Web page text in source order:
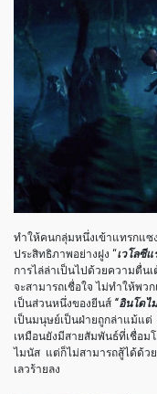
ทำให้คนกลุ่มหนึ่งเข้าแทรกแซ
ประสิทธิภาพอย่างฝูง “เวโลซีแ
การไล่ล่าเป็นไปด้วยความตื่น
จะสามารถเชื่อใจ ไม่ทำให้พว
เป็นส่วนหนึ่งของยีนส์ “อินโดไ
เป็นมนุษย์เป็นฝ่ายถูกล่าแม้แต่
เหมือนยังมีสายสัมพันธ์ที่เชื่อม
ไมนัส แต่ก็ไม่สามารถสู้ได้ด้ว
เลวร้ายลง